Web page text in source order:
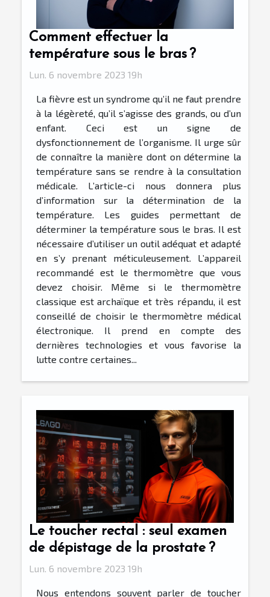
Comment effectuer la
température sous le bras ?
Lun. 6 novembre 2023 19h
La fièvre est un syndrome qu’il ne faut prendre
à la légèreté, qu’il s’agisse des grands, ou d’un
enfant. Ceci est un signe de
dysfonctionnement de l’organisme. Il urge sûr
de connaître la manière dont on détermine la
température sans se rendre à la consultation
médicale. L’article-ci nous donnera plus
d’information sur la détermination de la
température. Les guides permettant de
déterminer la température sous le bras. Il est
nécessaire d’utiliser un outil adéquat et adapté
en s’y prenant méticuleusement. L’appareil
recommandé est le thermomètre que vous
devez choisir. Même si le thermomètre
classique est archaïque et très répandu, il est
conseillé de choisir le thermomètre médical
électronique. Il prend en compte des
dernières technologies et vous favorise la
lutte contre certaines...
Le toucher rectal : seul examen
de dépistage de la prostate ?
Lun. 6 novembre 2023 19h
Nous entendons souvent parler de toucher